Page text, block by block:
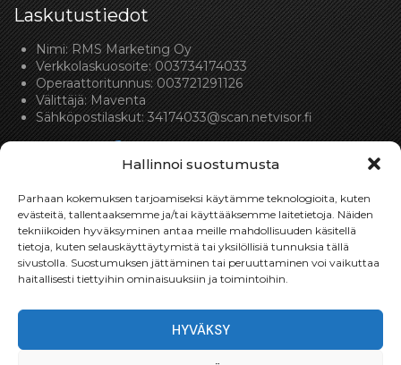
Hallinnoi suostumusta
Parhaan kokemuksen tarjoamiseksi käytämme teknologioita, kuten
evästeitä, tallentaaksemme ja/tai käyttääksemme laitetietoja. Näiden
tekniikoiden hyväksyminen antaa meille mahdollisuuden käsitellä
tietoja, kuten selauskäyttäytymistä tai yksilöllisiä tunnuksia tällä
sivustolla. Suostumuksen jättäminen tai peruuttaminen voi vaikuttaa
haitallisesti tiettyihin ominaisuuksiin ja toimintoihin.
HYVÄKSY
Laskutustiedot
Nimi: RMS Marketing Oy
Verkkolaskuosoite: 003734174033
Operaattoritunnus: 003721291126
Välittäjä: Maventa
Sähköpostilaskut:34174033@scan.netvisor.fi
Toimitukset
Toimitamme osat perille toimitusperiaatteella siihen
osan toimitettavan.
Toimitusaika on yleensä noin yksi (1) viikko tilauspäivästä.
Toimitus- & takuuehdot